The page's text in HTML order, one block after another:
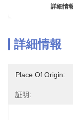
詳細情
詳細情報
Place Of Origin:
証明: